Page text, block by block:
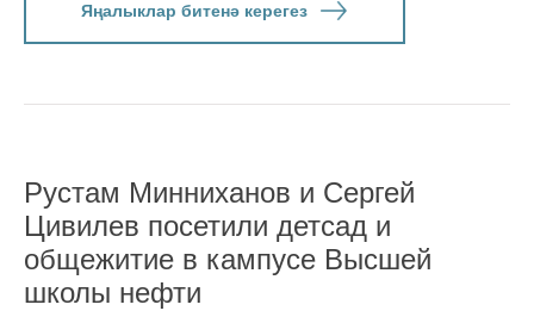
Яңалыклар битенә керегез
Рустам Минниханов и Сергей
Цивилев посетили детсад и
общежитие в кампусе Высшей
школы нефти